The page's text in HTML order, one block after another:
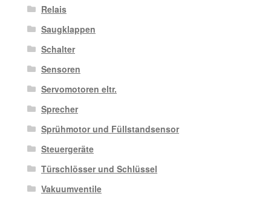
Relais
Saugklappen
Schalter
Sensoren
Servomotoren eltr.
Sprecher
Sprühmotor und Füllstandsensor
Steuergeräte
Türschlösser und Schlüssel
Vakuumventile